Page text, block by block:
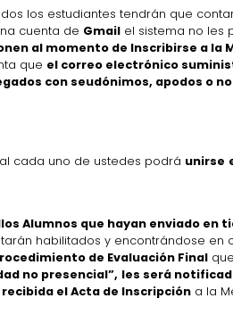
los estudiantes tendrán que
cuenta de Gmail el sistema no les
al momento de Inscribirse a la
que el correo electrónico
con seudónimos, apodos o
cada uno de ustedes podrá unirse
Alumnos que hayan enviado en
habilitados y encontrándose en
de Evaluación Final
no presencial”, les será
recibida el Acta de Inscripción a la